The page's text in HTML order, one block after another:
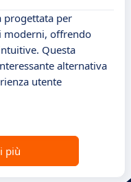
progettata per
moderni, offrendo
Questa
alternativa
utente
più